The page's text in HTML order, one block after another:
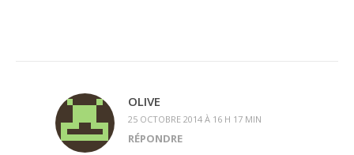
OLIVE
25 OCTOBRE 2014 À 16 H 17 MIN
RÉPONDRE